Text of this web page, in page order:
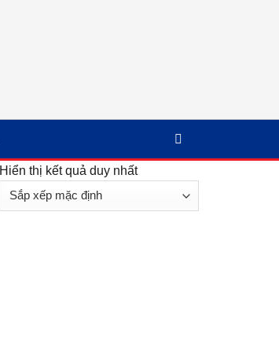
Hiển thị kết quả duy nhất